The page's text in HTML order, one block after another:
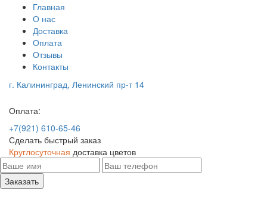
Главная
О нас
Доставка
Оплата
Отзывы
Контакты
г. Калининград, Ленинский пр-т 14
Оплата:
+7(921) 610-65-46
Сделать быстрый заказ
Круглосуточная доставка цветов
Заказать